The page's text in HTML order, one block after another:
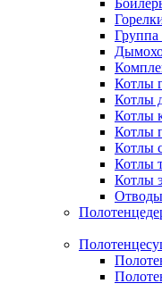
Группа
Котлы
Котлы
Котлы
Котлы
Котлы
Котлы
Котлы